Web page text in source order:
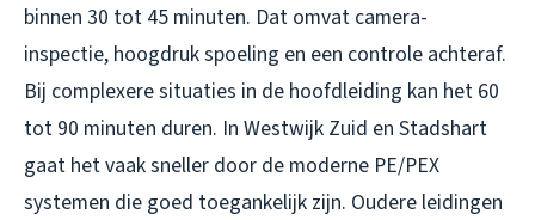
binnen 30 tot 45 minuten. Dat omvat camera-
inspectie, hoogdruk spoeling en een controle achteraf.
Bij complexere situaties in de hoofdleiding kan het 60
tot 90 minuten duren. In Westwijk Zuid en Stadshart
gaat het vaak sneller door de moderne PE/PEX
systemen die goed toegankelijk zijn. Oudere leidingen